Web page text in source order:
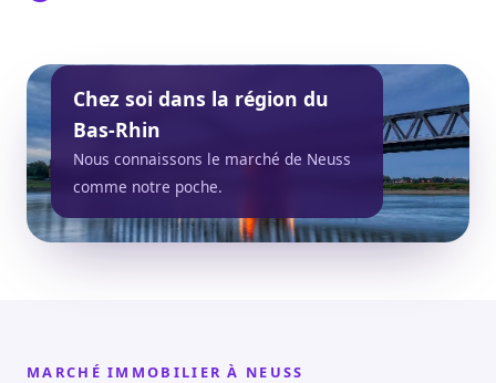
Chez soi dans la région du
Bas-Rhin
Nous connaissons le marché de Neuss
comme notre poche.
MARCHÉ IMMOBILIER À NEUSS